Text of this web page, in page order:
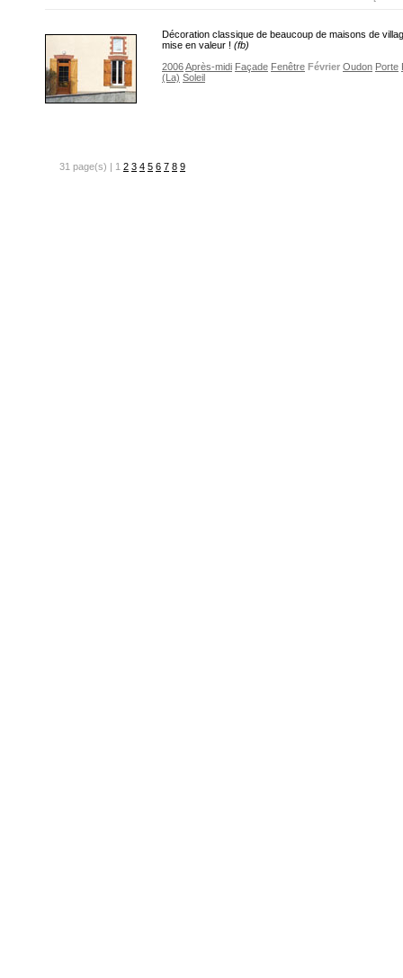
Décoration classique de beaucoup de maisons de
mise en valeur ! (fb)
2006Après-midi Façade Fenêtre Février Oudon Porte
(La) Soleil
31 page(s) | 1 2 3 4 5 6 7 8 9